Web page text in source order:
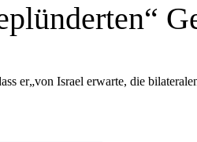
er„von Israel erwarte, die